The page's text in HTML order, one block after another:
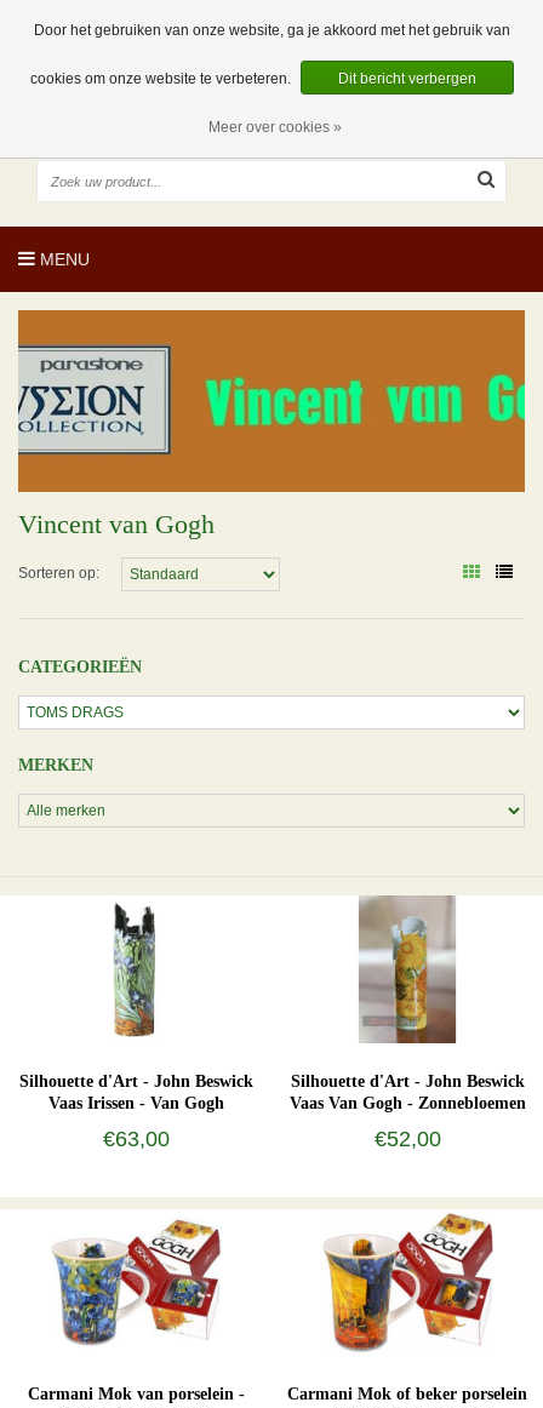
0 Artikelen
NL
EUR
MENU
Vincent van Gogh
Sorteren op:
CATEGORIEËN
MERKEN
Silhouette d'Art - John Beswick
Vaas Irissen - Van Gogh
€63,00
Silhouette d'Art - John Beswick
Vaas Van Gogh - Zonnebloemen
€52,00
Carmani Mok van porselein -
Carmani Mok of beker porselein
Door het gebruiken van onze website, ga je akkoord met het gebruik van
cookies om onze website te verbeteren. Dit bericht verbergen
Meer over cookies »